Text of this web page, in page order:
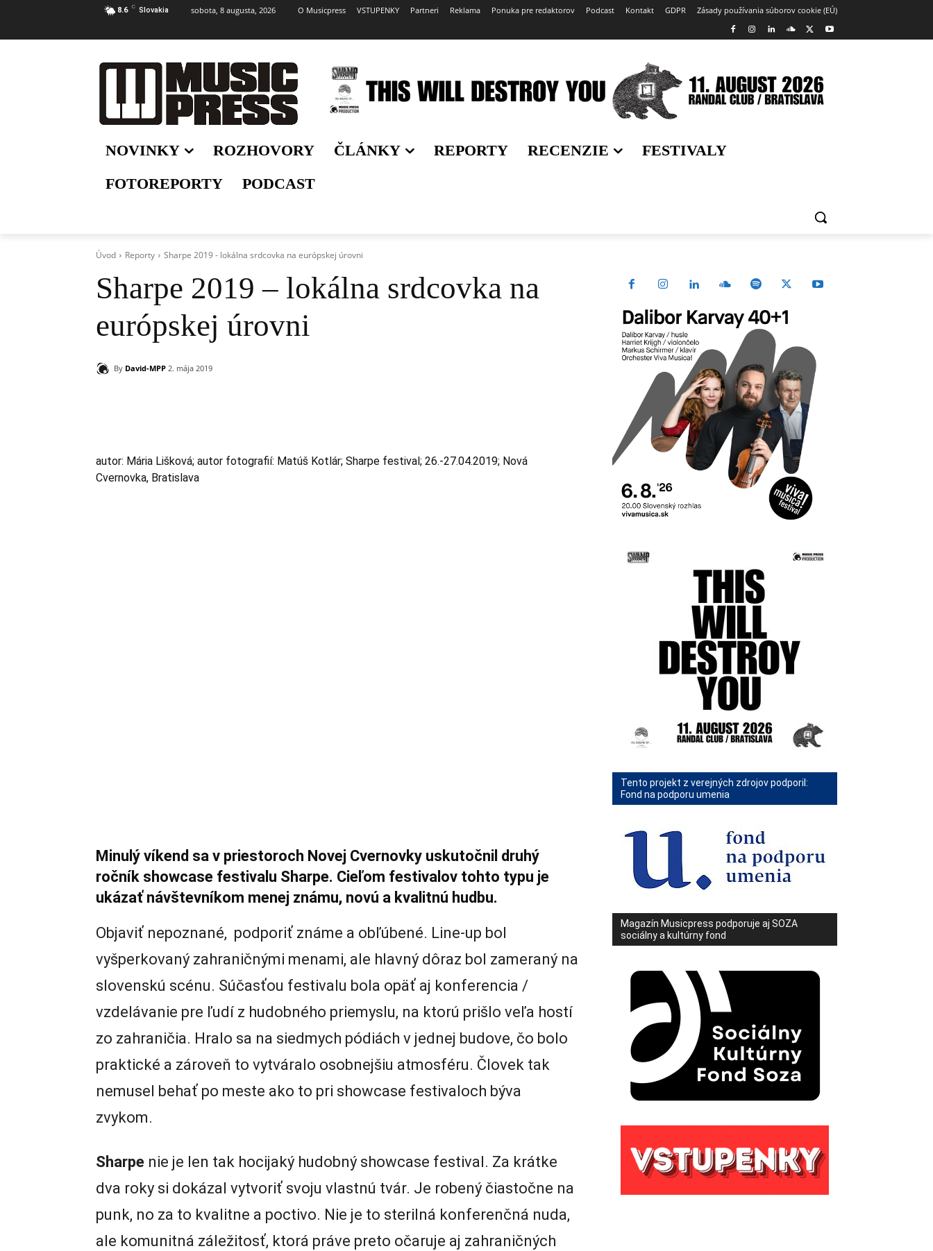
8.6 C Slovakia sobota, 8 augusta, 2026 O Musicpress VSTUPENKY Partneri Reklama Ponuka pre redaktorov Podcast Kontakt GDPR Zásady používania súborov cookie (EÚ)
NOVINKY ROZHOVORY ČLÁNKY REPORTY RECENZIE
FESTIVALY
FOTOREPORTY
PODCAST
Úvod Reporty Sharpe 2019 - lokálna srdcovka na európskej úrovni
Sharpe 2019 – lokálna srdcovka na
európskej úrovni
By David-MPP 2. mája 2019
autor: Mária Lišková; autor fotografií: Matúš Kotlár; Sharpe festival; 26.-27.04.2019; Nová
Cvernovka, Bratislava
Minulý víkend sa v priestoroch Novej Cvernovky uskutočnil druhý
ročník showcase festivalu Sharpe. Cieľom festivalov tohto typu je
ukázať návštevníkom menej známu, novú a kvalitnú hudbu.
Objaviť nepoznané, podporiť známe a obľúbené. Line-up bol
vyšperkovaný zahraničnými menami, ale hlavný dôraz bol zameraný na
slovenskú scénu. Súčasťou festivalu bola opäť aj konferencia /
vzdelávanie pre ľudí z hudobného priemyslu, na ktorú prišlo veľa hostí
zo zahraničia. Hralo sa na siedmych pódiách v jednej budove, čo bolo
praktické a zároveň to vytváralo osobnejšiu atmosféru. Človek tak
nemusel behať po meste ako to pri showcase festivaloch býva
zvykom.
Sharpe nie je len tak hocijaký hudobný showcase festival. Za krátke
dva roky si dokázal vytvoriť svoju vlastnú tvár. Je robený čiastočne na
punk, no za to kvalitne a poctivo. Nie je to sterilná konferenčná nuda,
ale komunitná záležitosť, ktorá práve preto očaruje aj zahraničných
Tento projekt z verejných zdrojov podporil:
Fond na podporu umenia
Magazín Musicpress podporuje aj SOZA
sociálny a kultúrny fond